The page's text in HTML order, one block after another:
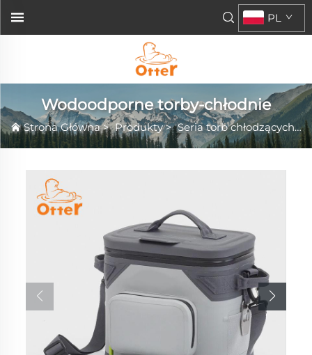
PL
Wodoodporne torby-chłodnie
Strona Główna>Produkty>Seria torb chłodzących>